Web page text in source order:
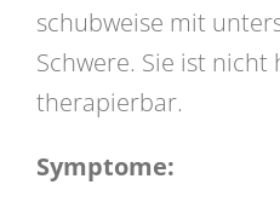
schubweise mit
Schwere. Sie ist
therapierbar.
Symptome: